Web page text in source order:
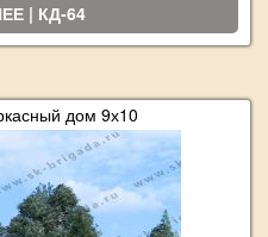
| КД-64
дом 9х10